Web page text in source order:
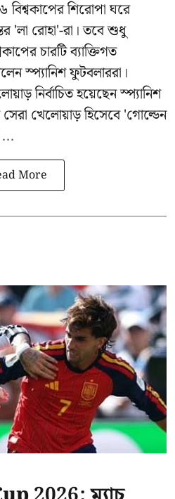
বিশ্বকাপের শিরোপা ঘরে
'লা রোহা'-রা। তবে শুধু
চারটি ব্যাক্তিগত
স্প্যানিশ ফুটবলাররা।
নির্বাচিত হয়েছেন স্প্যানিশ
সেরা খেলোয়াড় হিসেবে 'গোল্ডেন
More